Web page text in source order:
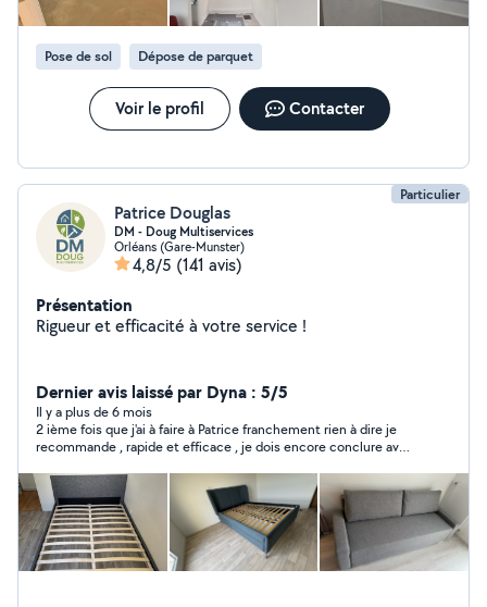
Pose de sol Dépose de parquet
Voir le profil Contacter
Particulier
Patrice Douglas
DM - Doug Multiservices
Orléans (Gare-Munster)
4,8/5 (141 avis)
Présentation
Rigueur et efficacité à votre service !
Dernier avis laissé par Dyna : 5/5
Il y a plus de 6 mois
2 ième fois que j'ai à faire à Patrice franchement rien à dire je
recommande , rapide et efficace , je dois encore conclure avec